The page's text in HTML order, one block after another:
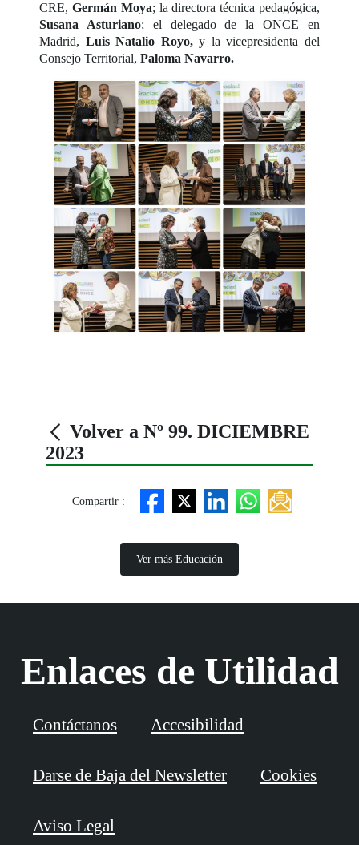
CRE,Germán Moya; la directora técnica pedagógica,
Susana Asturiano; el delegado de la ONCE en
Madrid, Luis Natalio Royo,y la vicepresidenta del
Consejo Territorial,Paloma Navarro.
Volver a Nº 99. DICIEMBRE
2023
Compartir :
Ver más Educación
Enlaces de Utilidad
Contáctanos Accesibilidad
Darse de Baja del Newsletter Cookies
Aviso Legal